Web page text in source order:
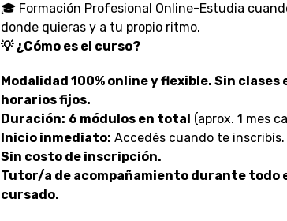
🎓 Formación Profesional Online-Estudia
donde quieras y a tu propio ritmo.
💡 ¿Cómo es el curso?
Modalidad 100% online y flexible. Sin clases
horarios fijos.
Duración: 6 módulos en total (aprox. 1 mes
Inicio inmediato: Accedés cuando te inscribís.
Sin costo de inscripción.
Tutor/a de acompañamiento durante todo
cursado.